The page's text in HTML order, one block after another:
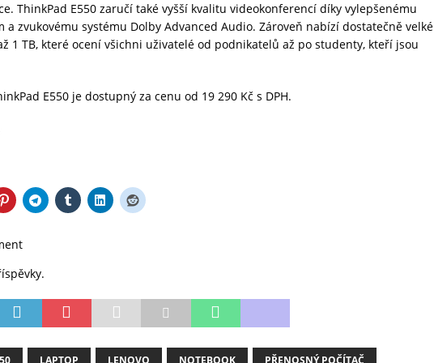
ThinkPad E550 zaručí také vyšší kvalitu videokonferencí díky vylepšenému
a zvukovému systému Dolby Advanced Audio. Zároveň nabízí dostatečně velké
1 TB, které ocení všichni uživatelé od podnikatelů až po studenty, kteří jsou
E550 je dostupný za cenu od 19 290 Kč s DPH.